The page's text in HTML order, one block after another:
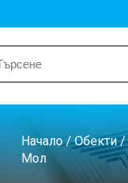
Начало/Обекти/
Мол